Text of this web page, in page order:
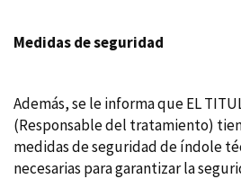
Medidas de seguridad
Además, se le informa que EL
(Responsable del tratamiento)
medidas de seguridad de índole
necesarias para garantizar la